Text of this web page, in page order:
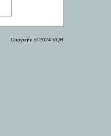
Copyright © 2024 VQR